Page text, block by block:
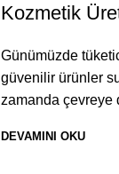
Kozmetik
Günümüzde
güvenilir ürünler
zamanda çevreye
DEVAMINI OKU